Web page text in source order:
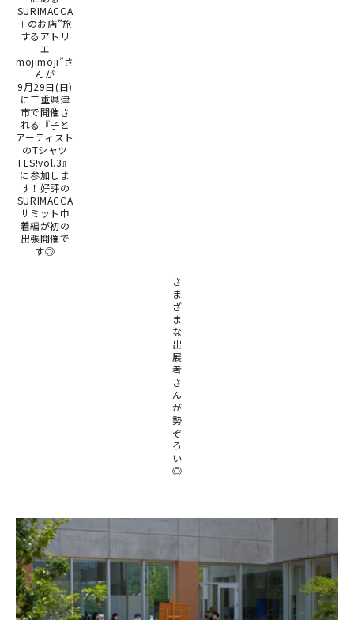
印刷見本
シルクスクリーン
無地素材
紙
本
文房具
雑貨
読みもの
イベント・ワークショップ
ギャラリー
SURIMACCA
＋のお店”旅
するアトリ
エ
mojimoji”さ
んが
9月29日(日)
に三重県津
市で開催さ
れる『子と
アーティスト
のTシャツ
FES!vol.3』
に参加しま
す！好評の
SURIMACCA
サミット巾
着編が初の
出張開催で
す◎
さ
ま
ざ
ま
な
出
展
者
さ
ん
が
勢
ぞ
ろ
い
◎